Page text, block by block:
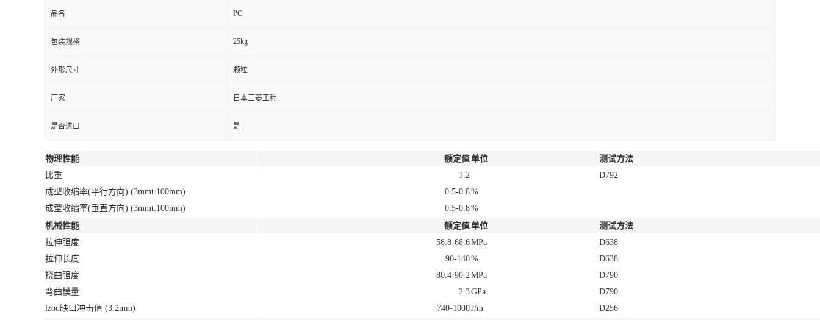
品名 PC
包装规格 25kg
外形尺寸 颗粒
厂家 日本三菱工程
是否进口 是
物理性能 额定值单位
测试方法
比重
1.2
D792
成型收缩率(平行方向) (3mmt.100mm)
0.5-0.8%
成型收缩率(垂直方向) (3mmt.100mm)
0.5-0.8%
机械性能
额定值单位
测试方法
拉伸强度
58.8-68.6MPa
D638
拉伸长度
90-140%
D638
挠曲强度
80.4-90.2MPa
D790
弯曲模量
2.3GPa
D790
lzod缺口冲击值 (3.2mm)
740-1000J/m
D256